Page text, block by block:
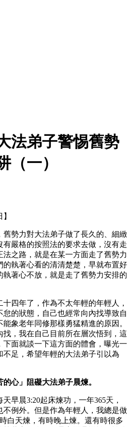
法弟子警惕舊勢
（一）
舊勢力對大法弟子做了長久的、細緻
有嚴格的按照法的要求去做，沒有走
法之路，就是在某一方面走了舊勢力
的執著心看的清清楚楚，早就布置好
執著心不放，就是走了舊勢力安排的
四年了，作為不太年輕的年輕人，
的狀態，自己也經常向內找導致自
象老年同修那樣勇猛精進的原因。
，我在自己目前所在層次悟到，這
面就談一下這方面的體會，曝光一
足，希望年輕的大法弟子引以為
心」阻礙大法弟子晨煉。
早晨3:20起床煉功，一年365天，
不例外。但是作為年輕人，我總是做
白天煉，有時晚上煉。還有時很多